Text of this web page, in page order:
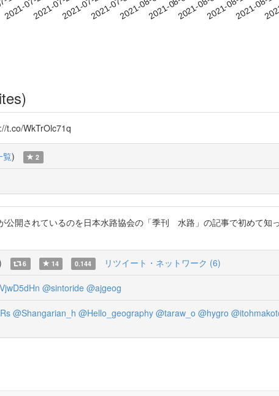
t.co/WkTrOlc71q
覧) 2
公開されているのを日本水路協会の「季刊 水路」の記事で初め
6 14 0.144 リツイート・ネットワーク (6)
@sintoride @ajgeog
@Shangarian_h @Hello_geography @taraw_o @hygro